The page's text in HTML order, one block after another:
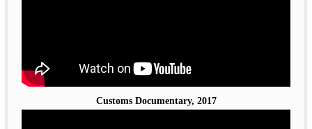
Customs Documentary, 2017